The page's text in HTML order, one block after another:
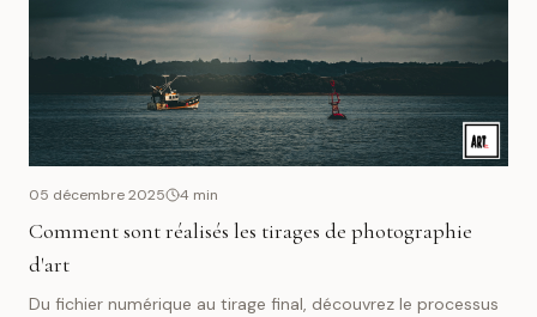
05 décembre 2025 4 min
Comment sont réalisés les tirages de photographie
d'art
Du fichier numérique au tirage final, découvrez le processus